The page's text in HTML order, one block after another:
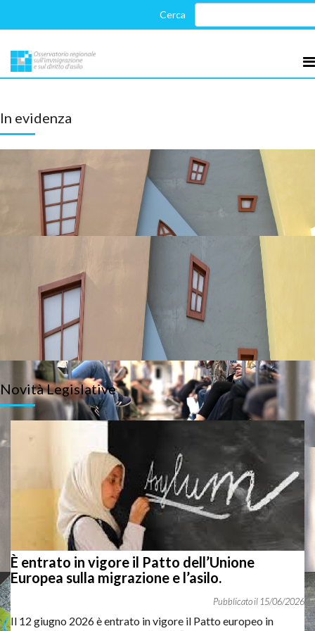
In evidenza
Online la registrazione del
webinar sul diritto all'abitare
del 3 giugno 2026. La formazione si è concetrata sulle fasi del
rapporto locatizio, tipologie di contratti di locazione, tutela
dell'inquilino durante la locazione (spese e conguagli),
sfratti, titoli di soggiorno e dichiarazioni di ospitalità.
Vai al webinar
Novità Legislative
È entrato in vigore il Patto dell’Unione
Europea sulla migrazione e l’asilo.
15/06/2026
Il 12 giugno 2026 è entrato in vigore il Patto europeo in